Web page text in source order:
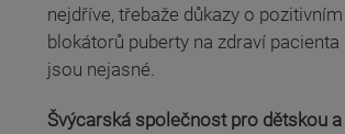
nejdříve, třebaže důkazy o
blokátorů puberty na zdraví pacienta
jsou nejasné.
Švýcarská společnost pro dětskou a